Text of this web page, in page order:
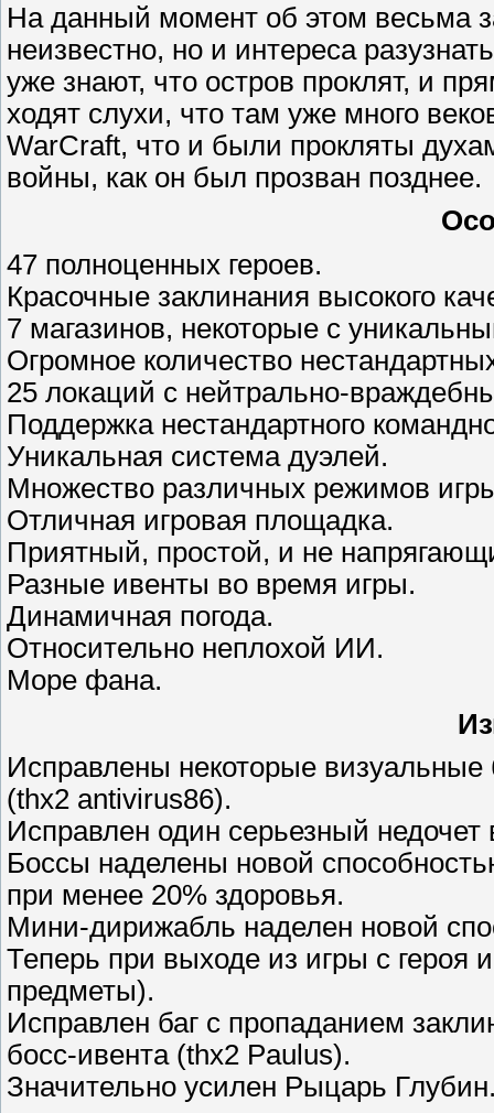
На данный момент об этом весьма
неизвестно, но и интереса
уже знают, что остров проклят, и
ходят слухи, что там уже много
WarCraft, что и были прокляты
войны, как он был прозван позднее.
47 полноценных героев.
Красочные заклинания высокого
7 магазинов, некоторые с
Огромное количество
25 локаций с нейтрально-
Поддержка нестандартного
Уникальная система дуэлей.
Множество различных режимов
Отличная игровая площадка.
Приятный, простой, и не
Разные ивенты во время игры.
Динамичная погода.
Относительно неплохой ИИ.
Море фана.
Исправлены некоторые
(thx2 antivirus86).
Исправлен один серьезный
Боссы наделены новой
при менее 20% здоровья.
Мини-дирижабль наделен новой
Теперь при выходе из игры с героя
предметы).
Исправлен баг с пропаданием
босс-ивента (thx2 Paulus).
Значительно усилен Рыцарь